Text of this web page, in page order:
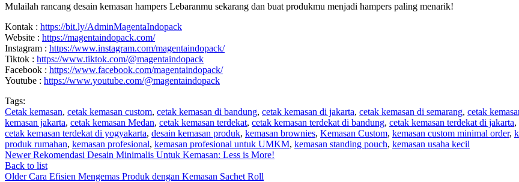
Mulailah rancang desain kemasan hampers Lebaranmu sekarang dan buat produkmu menjadi hampers paling menarik!
Kontak : https://bit.ly/AdminMagentaIndopack
Website : https://magentaindopack.com/
Instagram : https://www.instagram.com/magentaindopack/
Tiktok : https://www.tiktok.com/@magentaindopack
Facebook : https://www.facebook.com/magentaindopack/
Youtube : https://www.youtube.com/@magentaindopack
Tags:
Cetak kemasan, cetak kemasan custom, cetak kemasan di bandung, cetak kemasan di jakarta, cetak kemasan di semarang, cetak
kemasan jakarta, cetak kemasan Medan, cetak kemasan terdekat, cetak kemasan terdekat di bandung, cetak kemasan terdekat di jakarta,
cetak kemasan terdekat di yogyakarta, desain kemasan produk, kemasan brownies, Kemasan Custom, kemasan custom minimal order,
produk rumahan, kemasan profesional, kemasan profesional untuk UMKM, kemasan standing pouch, kemasan usaha kecil
Newer Rekomendasi Desain Minimalis Untuk Kemasan: Less is More!
Back to list
Older Cara Efisien Mengemas Produk dengan Kemasan Sachet Roll